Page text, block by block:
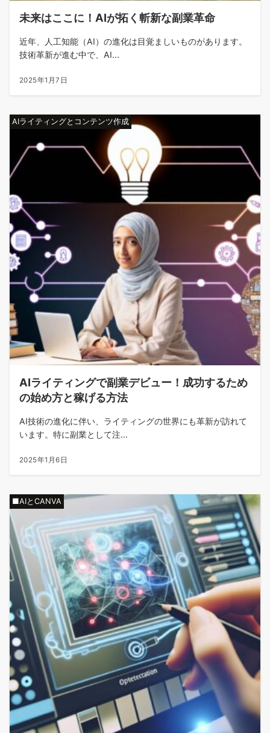
未来はここに！AIが拓く斬新な副業革命
近年、人工知能（AI）の進化は目覚ましいものがあります。
技術革新が進む中で、AI...
2025年1月7日
AIライティングとコンテンツ作成
AIライティングで副業デビュー！成功するため
の始め方と稼げる方法
AI技術の進化に伴い、ライティングの世界にも革新が訪れて
います。特に副業として注...
2025年1月6日
■AIとCANVA